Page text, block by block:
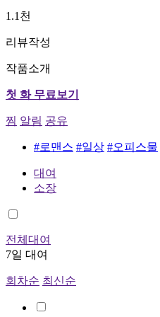
1.1천
리뷰작성
작품소개
첫 화 무료보기
찜 알림 공유
#로맨스 #일상 #오피스물
대여
소장
전체대여
7일 대여
회차순 최신순